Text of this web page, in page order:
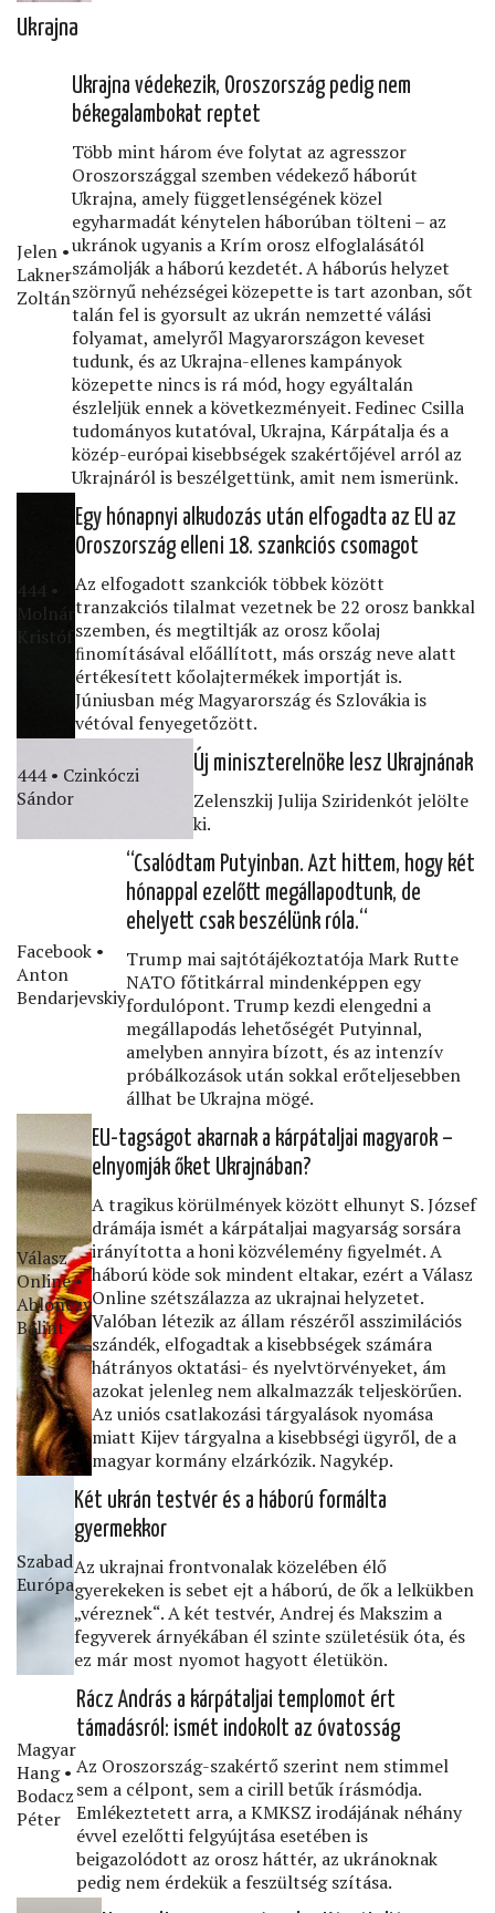
Ukrajna
Jelen •
Lakner
Zoltán
Ukrajna védekezik, Oroszország pedig nem
békegalambokat reptet
Több mint három éve folytat az agresszor
Oroszországgal szemben védekező háborút
Ukrajna, amely függetlenségének közel
egyharmadát kénytelen háborúban tölteni – az
ukránok ugyanis a Krím orosz elfoglalásától
számolják a háború kezdetét. A háborús helyzet
szörnyű nehézségei közepette is tart azonban, sőt
talán fel is gyorsult az ukrán nemzetté válási
folyamat, amelyről Magyarországon keveset
tudunk, és az Ukrajna-ellenes kampányok
közepette nincs is rá mód, hogy egyáltalán
észleljük ennek a következményeit. Fedinec Csilla
tudományos kutatóval, Ukrajna, Kárpátalja és a
közép-európai kisebbségek szakértőjével arról az
Ukrajnáról is beszélgettünk, amit nem ismerünk.
444 •
Molnár
Kristóf
Egy hónapnyi alkudozás után elfogadta az EU az
Oroszország elleni 18. szankciós csomagot
Az elfogadott szankciók többek között
tranzakciós tilalmat vezetnek be 22 orosz bankkal
szemben, és megtiltják az orosz kőolaj
ﬁnomításával előállított, más ország neve alatt
értékesített kőolajtermékek importját is.
Júniusban még Magyarország és Szlovákia is
vétóval fenyegetőzött.
444 • Czinkóczi
Sándor
Új miniszterelnöke lesz Ukrajnának
Zelenszkij Julija Sziridenkót jelölte
ki.
Facebook •
Anton
Bendarjevskiy
“Csalódtam Putyinban. Azt hittem, hogy két
hónappal ezelőtt megállapodtunk, de
ehelyett csak beszélünk róla.“
Trump mai sajtótájékoztatója Mark Rutte
NATO főtitkárral mindenképpen egy
fordulópont. Trump kezdi elengedni a
megállapodás lehetőségét Putyinnal,
amelyben annyira bízott, és az intenzív
próbálkozások után sokkal erőteljesebben
állhat be Ukrajna mögé.
Válasz
Online •
Ablonczy
Bálint
EU-tagságot akarnak a kárpátaljai magyarok –
elnyomják őket Ukrajnában?
A tragikus körülmények között elhunyt S. József
drámája ismét a kárpátaljai magyarság sorsára
irányította a honi közvélemény ﬁgyelmét. A
háború köde sok mindent eltakar, ezért a Válasz
Online szétszálazza az ukrajnai helyzetet.
Valóban létezik az állam részéről asszimilációs
szándék, elfogadtak a kisebbségek számára
hátrányos oktatási- és nyelvtörvényeket, ám
azokat jelenleg nem alkalmazzák teljeskörűen.
Az uniós csatlakozási tárgyalások nyomása
miatt Kijev tárgyalna a kisebbségi ügyről, de a
magyar kormány elzárkózik. Nagykép.
Szabad
Európa
Két ukrán testvér és a háború formálta
gyermekkor
Az ukrajnai frontvonalak közelében élő
gyerekeken is sebet ejt a háború, de ők a lelkükben
„véreznek“. A két testvér, Andrej és Makszim a
fegyverek árnyékában él szinte születésük óta, és
ez már most nyomot hagyott életükön.
Magyar
Hang •
Bodacz
Péter
Rácz András a kárpátaljai templomot ért
támadásról: ismét indokolt az óvatosság
Az Oroszország-szakértő szerint nem stimmel
sem a célpont, sem a cirill betűk írásmódja.
Emlékeztetett arra, a KMKSZ irodájának néhány
évvel ezelőtti felgyújtása esetében is
beigazolódott az orosz háttér, az ukránoknak
pedig nem érdekük a feszültség szítása.